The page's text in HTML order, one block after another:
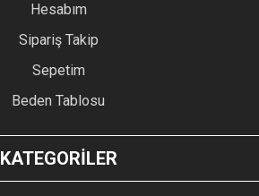
Hesabım
Sipariş Takip
Sepetim
Beden Tablosu
KATEGORİLER